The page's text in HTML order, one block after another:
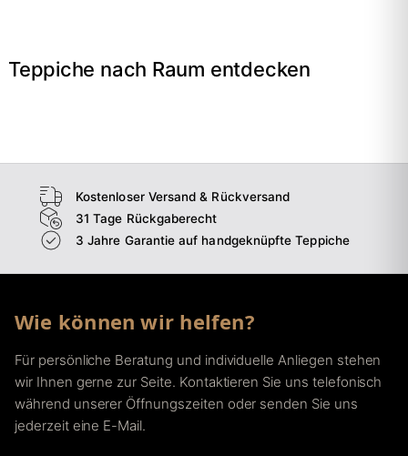
Teppiche nach Raum entdecken
Wohnzimmer
Kostenloser Versand & Rückversand
31 Tage Rückgaberecht
3 Jahre Garantie auf handgeknüpfte Teppiche
Wie können wir helfen?
Für persönliche Beratung und individuelle Anliegen stehen
wir Ihnen gerne zur Seite. Kontaktieren Sie uns telefonisch
während unserer Öffnungszeiten oder senden Sie uns
jederzeit eine E-Mail.